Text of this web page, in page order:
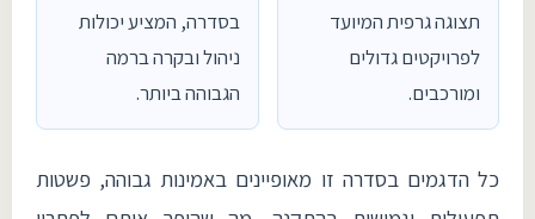
תצוגה גרפית המיועד
לפרויקטים גדולים
ומורכבים.
בסדרה, המציע יכולות
ניהול ובקרה ברמה
הגבוהה ביותר.
כל הדגמים בסדרה זו מאופיינים באמינות גבוהה, פשטות